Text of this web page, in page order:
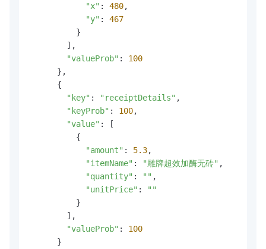
"x" : 480,
"y" : 467
          }
        ],
"valueProb" : 100
      },
      {
"key" : "receiptDetails" ,
"keyProb" : 100,
"value" : [
          {
"amount" : 5.3,
"itemName" : "雕牌超效加酶无砖" ,
"quantity" : "" ,
"unitPrice" :
""
          }
        ],
"valueProb" : 100
      }